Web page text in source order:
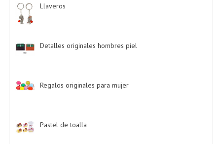
Llaveros
Detalles originales hombres piel
Regalos originales para mujer
Pastel de toalla